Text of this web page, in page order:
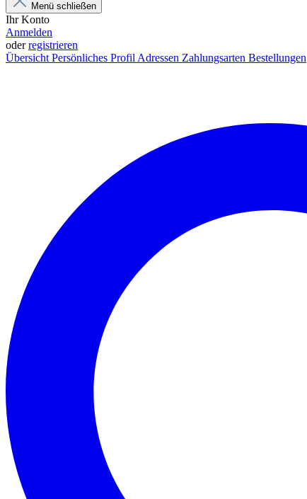
Menü schließen
Ihr Konto
Anmelden
oderregistrieren
ÜbersichtPersönliches ProfilAdressen Zahlungsarten Bestellungen